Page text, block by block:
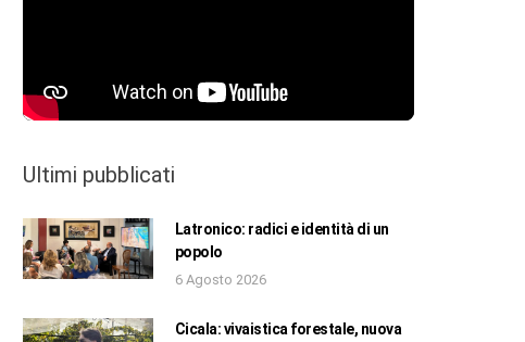
Ultimi pubblicati
Latronico: radici e identità di un
popolo
6 Agosto 2026
Cicala: vivaistica forestale, nuova